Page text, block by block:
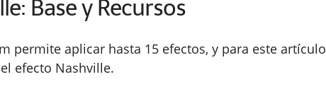
Base y Recursos
permite aplicar hasta 15 efectos, y para este artículo
efecto Nashville.